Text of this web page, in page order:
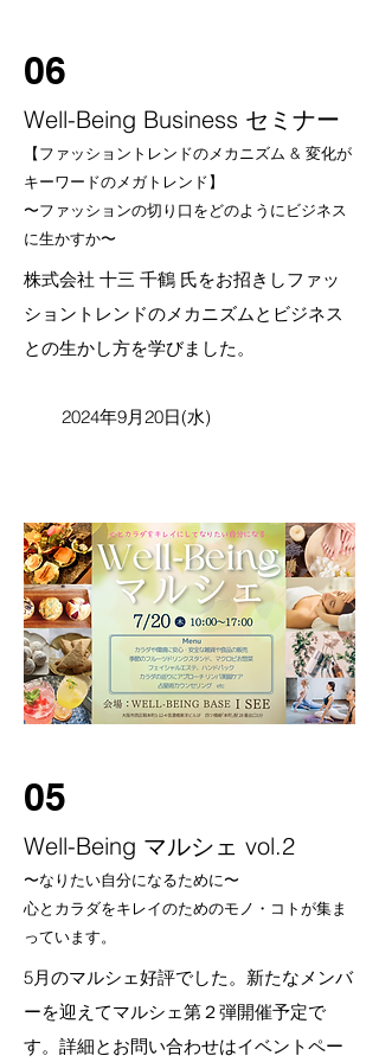
06
Well-Being Business セミナー
【ファッショントレンドのメカニズム & 変化が
キーワードのメガトレンド】
〜ファッションの切り口をどのようにビジネス
に生かすか〜
株式会社 十三 千鶴 氏をお招きしファッ
ショントレンドのメカニズムとビジネス
との生かし方を学びました。
2024年9月20日(水)
05
Well-Being マルシェ vol.2
〜なりたい自分になるために〜
心とカラダをキレイのためのモノ・コトが集ま
っています。
5月のマルシェ好評でした。新たなメンバ
ーを迎えてマルシェ第２弾開催予定で
す。​詳細とお問い合わせはイベントペー